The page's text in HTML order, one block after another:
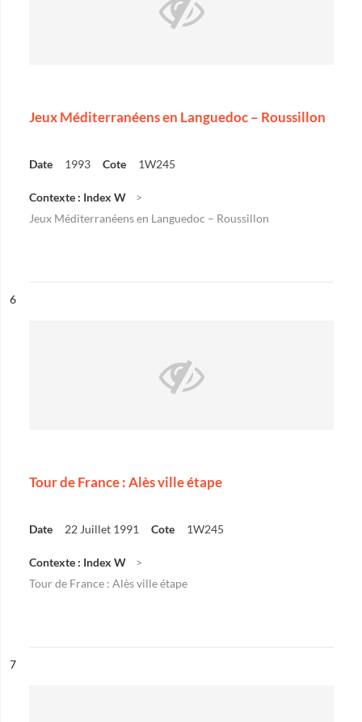
Jeux Méditerranéens en Languedoc – Roussillon
Date 1993 Cote 1W245
Contexte : Index W
Jeux Méditerranéens en Languedoc – Roussillon
n°
6
Tour de France : Alès ville étape
Date 22 Juillet 1991 Cote 1W245
Contexte : Index W
Tour de France : Alès ville étape
n°
7